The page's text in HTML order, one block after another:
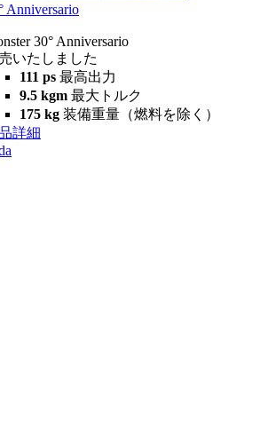
Anniversario
30° Anniversario
いたしました
111 ps 最高出力
9.5 kgm 最大トルク
175 kg 装備重量（燃料を除く）
詳細